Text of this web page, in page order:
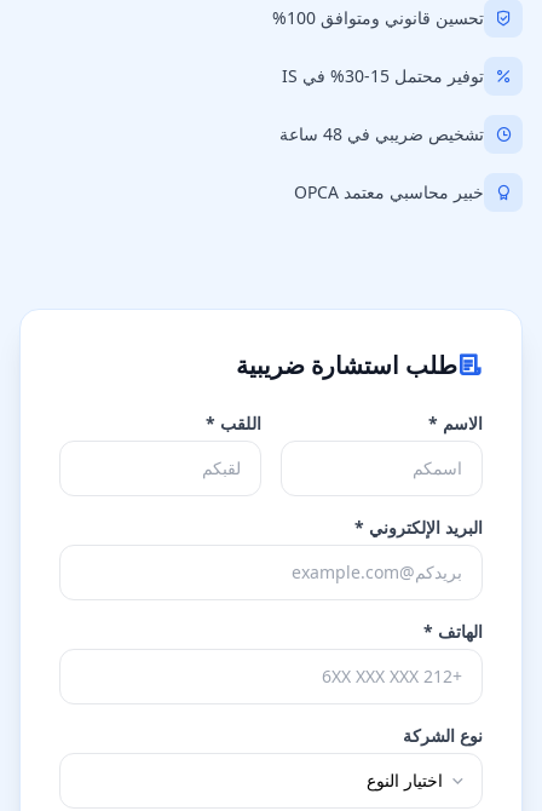
تحسين قانوني ومتوافق 100%
توفير محتمل 15-30% في IS
تشخيص ضريبي في 48 ساعة
خبير محاسبي معتمد OPCA
طلب استشارة ضريبية
الاسم * اللقب *
البريد الإلكتروني *
الهاتف *
نوع الشركة